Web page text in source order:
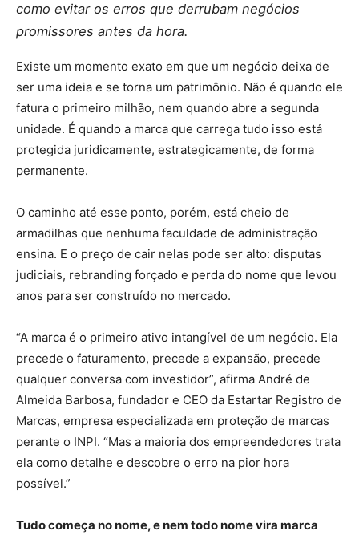
como evitar os erros que derrubam negócios
promissores antes da hora.
Existe um momento exato em que um negócio deixa de
ser uma ideia e se torna um patrimônio. Não é quando ele
fatura o primeiro milhão, nem quando abre a segunda
unidade. É quando a marca que carrega tudo isso está
protegida juridicamente, estrategicamente, de forma
permanente.
O caminho até esse ponto, porém, está cheio de
armadilhas que nenhuma faculdade de administração
ensina. E o preço de cair nelas pode ser alto: disputas
judiciais, rebranding forçado e perda do nome que levou
anos para ser construído no mercado.
“A marca é o primeiro ativo intangível de um negócio. Ela
precede o faturamento, precede a expansão, precede
qualquer conversa com investidor”, afirma André de
Almeida Barbosa, fundador e CEO da Estartar Registro de
Marcas, empresa especializada em proteção de marcas
perante o INPI. “Mas a maioria dos empreendedores trata
ela como detalhe e descobre o erro na pior hora
possível.”
Tudo começa no nome, e nem todo nome vira marca